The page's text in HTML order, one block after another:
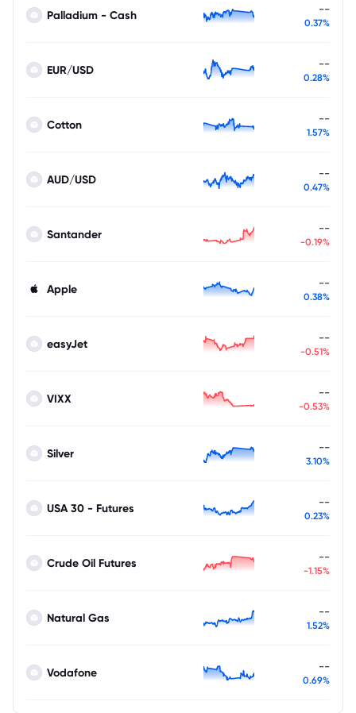
Palladium - Cash --
0.37%
EUR/USD --
0.28%
Cotton --
1.57%
AUD/USD --
0.47%
Santander --
-0.19%
Apple --
0.38%
easyJet --
-0.51%
VIXX --
-0.53%
Silver --
3.10%
USA 30 - Futures --
0.23%
Crude Oil Futures --
-1.15%
Natural Gas --
1.52%
Vodafone --
0.69%